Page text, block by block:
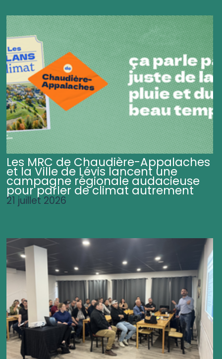
Les MRC de Chaudière-Appalaches
et la Ville de Lévis lancent une
campagne régionale audacieuse
pour parler de climat autrement
21 juillet 2026